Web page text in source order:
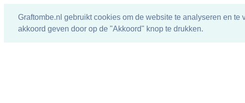
Graftombe.nl gebruikt cookies om de website te analyseren en
akkoord geven door op de "Akkoord" knop te drukken.